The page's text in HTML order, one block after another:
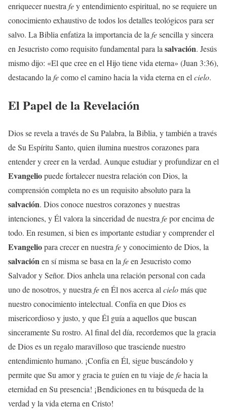
enriquecer nuestrafey entendimiento espiritual, no se requiere un
conocimiento exhaustivo de todos los detalles teológicos para ser
salvo. La Biblia enfatiza la importancia de lafesencilla y sincera
en Jesucristo como requisito fundamental para lasalvación. Jesús
mismo dijo: «El que cree en el Hijo tiene vida eterna» (Juan 3:36),
destacando lafecomo el camino hacia la vida eterna en elcielo.
El Papel de la Revelación
Dios se revela a través de Su Palabra, la Biblia, y también a través
de Su Espíritu Santo, quien ilumina nuestros corazones para
entender y creer en la verdad. Aunque estudiar y profundizar en el
Evangeliopuede fortalecer nuestra relación con Dios, la
comprensión completa no es un requisito absoluto para la
salvación. Dios conoce nuestros corazones y nuestras
intenciones, y Él valora la sinceridad de nuestrafepor encima de
todo. En resumen, si bien es importante estudiar y comprender el
Evangeliopara crecer en nuestrafey conocimiento de Dios, la
salvaciónen sí misma se basa en lafeen Jesucristo como
Salvador y Señor. Dios anhela una relación personal con cada
uno de nosotros, y nuestrafeen Él nos acerca alcielomás que
nuestro conocimiento intelectual. Confía en que Dios es
misericordioso y justo, y que Él guía a aquellos que buscan
sinceramente Su rostro. Al final del día, recordemos que la gracia
de Dios es un regalo maravilloso que trasciende nuestro
entendimiento humano. ¡Confía en Él, sigue buscándolo y
permite que Su amor y gracia te guíen en tu viaje defehacia la
eternidad en Su presencia! ¡Bendiciones en tu búsqueda de la
verdad y la vida eterna en Cristo!